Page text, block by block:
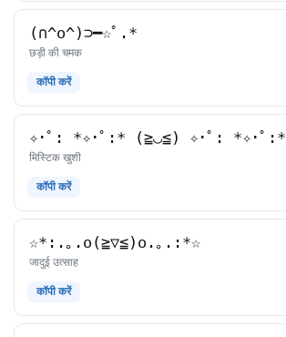
(∩^o^)⊃━☆ﾟ.*
छड़ी की चमककाओमोजी
कॉपी करें
✧･ﾟ: *✧･ﾟ:* (≧◡≦) ✧･ﾟ: *✧･ﾟ:*
मिस्टिक खुशीकाओमोजी
कॉपी करें
☆*:.｡.o(≧▽≦)o.｡.:*☆
जादुई उत्साहकाओमोजी
कॉपी करें